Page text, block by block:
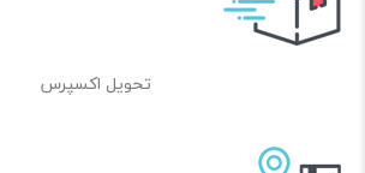
تحویل اکسپرس